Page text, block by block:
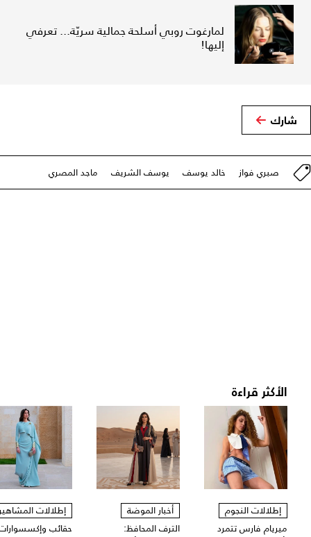
لمارغوت روبي أسلحة جمالية سريّة... تعرفي
إليها!
شارك
صبري فواز خالد يوسف يوسف الشريف ماجد المصري
الأكثر قراءة
إطلالات النجوم
ميريام فارس تتمرد
أخبار الموضة
الترف المحافظ:
إطلالات
حقائب